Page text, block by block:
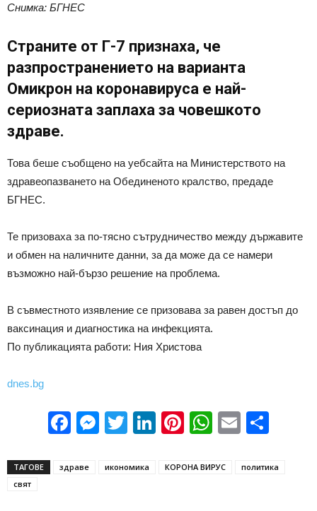
Снимка: БГНЕС
Страните от Г-7 признаха, че
разпространението на варианта
Омикрон на коронавируса е най-
сериозната заплаха за човешкото
здраве.
Това беше съобщено на уебсайта на Министерството на
здравеопазването на Обединеното кралство, предаде
БГНЕС.
Те призоваха за по-тясно сътрудничество между държавите
и обмен на наличните данни, за да може да се намери
възможно най-бързо решение на проблема.
В съвместното изявление се призовава за равен достъп до
ваксинация и диагностика на инфекцията.
По публикацията работи: Ния Христова
dnes.bg
Facebook
Messenger
Twitter
LinkedIn
Pinterest
WhatsApp
Email
ТАГОВЕ здраве икономика КОРОНА ВИРУС
политика
свят